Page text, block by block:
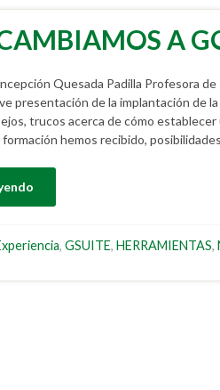
A
Quesada Padilla Profesora
presentación de la implantación de
trucos acerca de cómo
hemos recibido,
, GSUITE, HERRAMIENTAS,